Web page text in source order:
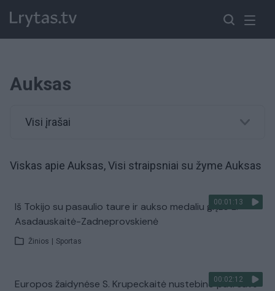
Auksas
Visi įrašai
Viskas apie Auksas, Visi straipsniai su žyme Auksas
00:01:13
Iš Tokijo su pasaulio taure ir aukso medaliu grįžo L.
Asadauskaitė-Zadneprovskienė
Žinios Sportas
00:02:12
Europos žaidynėse S. Krupeckaitė nustebino pati save